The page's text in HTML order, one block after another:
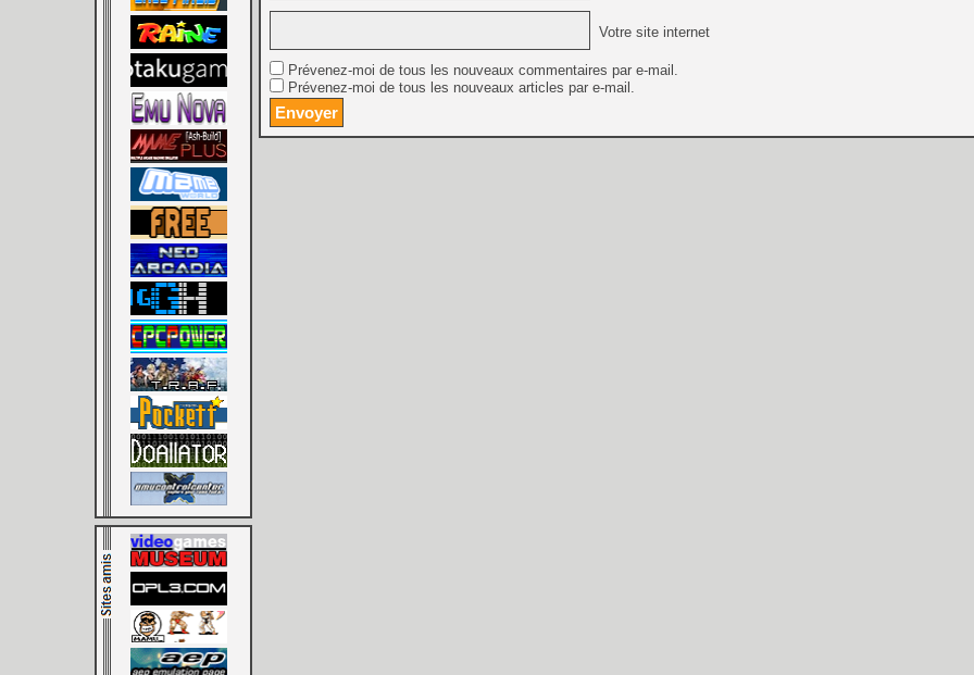
[Mo5] La mini borne
Votre site internet
Prévenez-moi de tous les nouveaux commentaires par e-mail.
Prévenez-moi de tous les nouveaux articles par e-mail.